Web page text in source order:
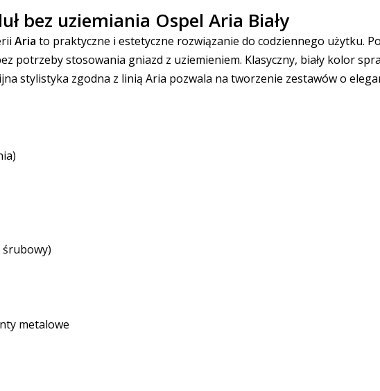
bez uziemiania Ospel Aria Biały
Aria to praktyczne i estetyczne rozwiązanie do codziennego użytku.
potrzeby stosowania gniazd z uziemieniem. Klasyczny, biały kolor
stylistyka zgodna z linią Aria pozwala na tworzenie zestawów o
metalowe